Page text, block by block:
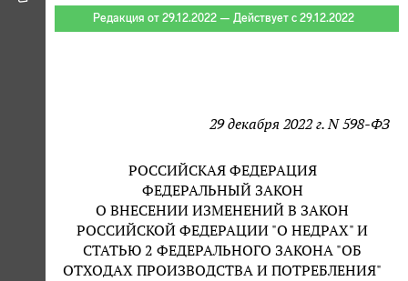
Редакция от 29.12.2022 — Действует с 29.12.2022
29 декабря 2022 г. N 598-ФЗ
РОССИЙСКАЯ ФЕДЕРАЦИЯ
ФЕДЕРАЛЬНЫЙ ЗАКОН
О ВНЕСЕНИИ ИЗМЕНЕНИЙ В ЗАКОН
РОССИЙСКОЙ ФЕДЕРАЦИИ "О НЕДРАХ" И
СТАТЬЮ 2 ФЕДЕРАЛЬНОГО ЗАКОНА "ОБ
ОТХОДАХ ПРОИЗВОДСТВА И ПОТРЕБЛЕНИЯ"